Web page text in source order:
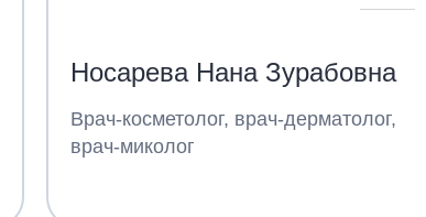
Носарева Нана Зурабовна
Врач-косметолог, врач-дерматолог,
врач-миколог